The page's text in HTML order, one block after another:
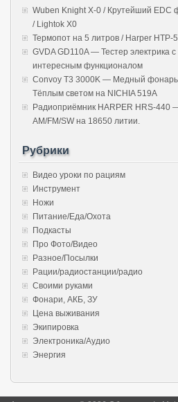
Wuben Knight X-0 / Крутейший EDC
/ Lightok X0
Термопот на 5 литров / Harper HTP-
GVDA GD110A — Тестер электрика с
интересным функционалом
Convoy T3 3000K — Медный
Тёплым светом на NICHIA 519A
Радиоприёмник HARPER HRS-440
AM/FM/SW на 18650 литии.
Рубрики
Видео уроки по рациям
Инструмент
Ножи
Питание/Еда/Охота
Подкасты
Про Фото/Видео
Разное/Посылки
Рации/радиостанции/радио
Своими руками
Фонари, АКБ, ЗУ
Цена выживания
Экипировка
Электроника/Аудио
Энергия